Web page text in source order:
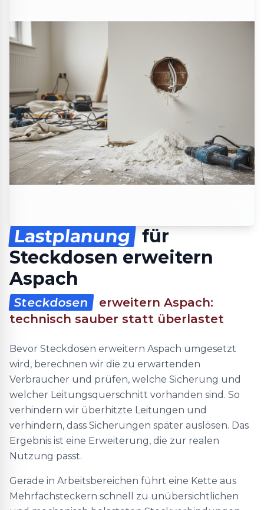
Lastplanung für
Steckdosen erweitern
Aspach
Steckdosen
erweitern Aspach:
technisch sauber statt überlastet
Bevor Steckdosen erweitern Aspach umgesetzt
wird, berechnen wir die zu erwartenden
Verbraucher und prüfen, welche Sicherung und
welcher Leitungsquerschnitt vorhanden sind. So
verhindern wir überhitzte Leitungen und
verhindern, dass Sicherungen später auslösen. Das
Ergebnis ist eine Erweiterung, die zur realen
Nutzung passt.
Gerade in Arbeitsbereichen führt eine Kette aus
Mehrfachsteckern schnell zu unübersichtlichen